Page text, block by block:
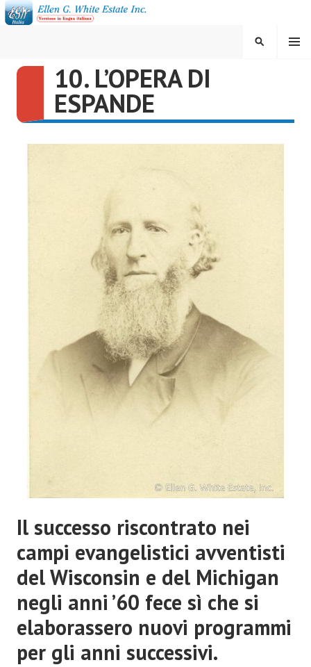
Vai
al
ELLEN G. WHITE ESTATE
INC.
MENU
CERCA
10. L’OPERA DI
ESPANDE
Il successo riscontrato nei
campi evangelistici avventisti
del Wisconsin e del Michigan
negli anni ’60 fece sì che si
elaborassero nuovi programmi
per gli anni successivi.